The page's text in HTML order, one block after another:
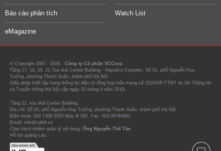
Báo cáo phân tích Watch List
eMagazine
© Copyright 2007 - 2026 - Công ty Cổ phần VCCorp.
Tầng 17, 19, 20, 21 Toà nhà Center Building - Hapulico Complex, Số 01, phố Nguyễn Huy
Tưởng, phường Thanh Xuân, thành phố Hà Nội
Giấy phép thiết lập trang thông tin điện tử tổng hợp trên mạng số 2216/GP-TTĐT do Sở Thông tin
và Truyền thông Hà Nội cấp ngày 10 tháng 4 năm 2019.
Tầng 21, tòa nhà Center Building.
Địa chỉ: Số 01, phố Nguyễn Huy Tưởng, phường Thanh Xuân, thành phố Hà Nội
Điện thoại: 024 7309 5555 Máy lẻ 292. Fax: 024-39744082
Email: info@cafef.vn
Chịu trách nhiệm quản lý nội dung: Ông Nguyễn Thế Tân
Hỗ trợ quảng cáo :